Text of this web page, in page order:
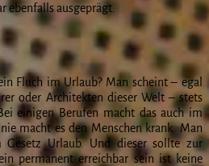
ebenfalls ausgeprägt.
Fluch im Urlaub? Man scheint – egal
oder Architekten dieser Welt – stets
einigen Berufen macht das auch im
macht es den Menschen krank. Man
Urlaub. Und dieser sollte zur
permanent erreichbar sein ist keine